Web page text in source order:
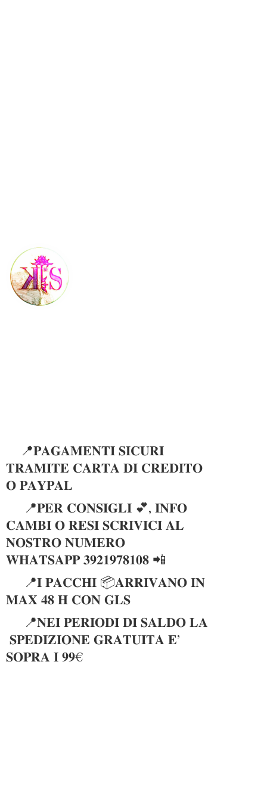
📍𝐏𝐀𝐆𝐀𝐌𝐄𝐍𝐓𝐈 𝐒𝐈𝐂𝐔𝐑𝐈
𝐓𝐑𝐀𝐌𝐈𝐓𝐄 𝐂𝐀𝐑𝐓𝐀 𝐃𝐈 𝐂𝐑𝐄𝐃𝐈𝐓𝐎
𝐎 𝐏𝐀𝐘𝐏𝐀𝐋
📍𝐏𝐄𝐑 𝐂𝐎𝐍𝐒𝐈𝐆𝐋𝐈 💕, 𝐈𝐍𝐅𝐎
𝐂𝐀𝐌𝐁𝐈 𝐎 𝐑𝐄𝐒𝐈 𝐒𝐂𝐑𝐈𝐕𝐈𝐂𝐈 𝐀𝐋
𝐍𝐎𝐒𝐓𝐑𝐎 𝐍𝐔𝐌𝐄𝐑𝐎
𝐖𝐇𝐀𝐓𝐒𝐀𝐏𝐏 𝟑𝟗𝟐𝟏𝟗𝟕𝟖𝟏𝟎𝟖 📲
📍𝐈 𝐏𝐀𝐂𝐂𝐇𝐈 📦𝐀𝐑𝐑𝐈𝐕𝐀𝐍𝐎 𝐈𝐍
𝐌𝐀𝐗 𝟒𝟖 𝐇 𝐂𝐎𝐍 𝐆𝐋𝐒
📍𝐍𝐄𝐈 𝐏𝐄𝐑𝐈𝐎𝐃𝐈 𝐃𝐈 𝐒𝐀𝐋𝐃𝐎 𝐋𝐀
𝐒𝐏𝐄𝐃𝐈𝐙𝐈𝐎𝐍𝐄 𝐆𝐑𝐀𝐓𝐔𝐈𝐓𝐀 𝐄’
𝐒𝐎𝐏𝐑𝐀 𝐈 𝟗𝟗€